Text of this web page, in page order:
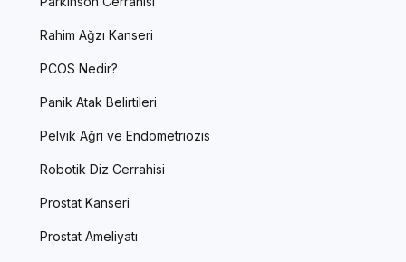
Rahim Ağzı Kanseri
PCOS Nedir?
Panik Atak Belirtileri
Pelvik Ağrı ve Endometriozis
Robotik Diz Cerrahisi
Prostat Kanseri
Prostat Ameliyatı